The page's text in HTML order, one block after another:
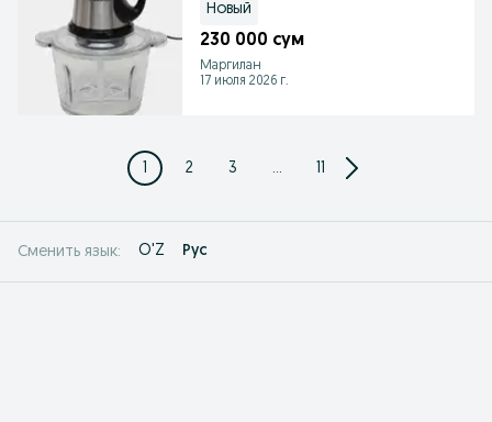
Новый
230 000 сум
Маргилан
17 июля 2026 г.
1 2 3 ... 11
Сменить язык: O'Z Рус